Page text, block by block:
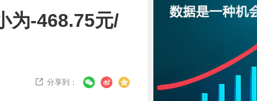
为-468.75元/
 分享到：